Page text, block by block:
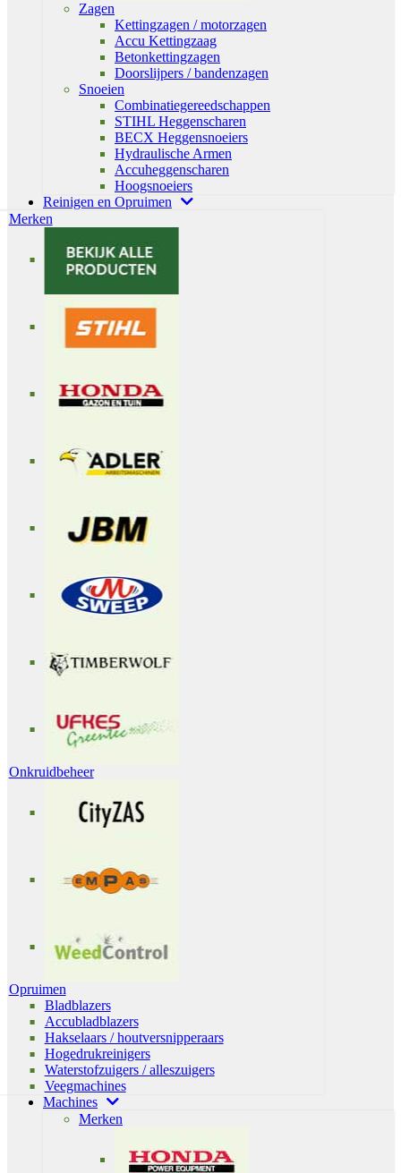
Zagen
Kettingzagen / motorzagen
Accu Kettingzaag
Betonkettingzagen
Doorslijpers / bandenzagen
Snoeien
Combinatiegereedschappen
STIHL Heggenscharen
BECX Heggensnoeiers
Hydraulische Armen
Accuheggenscharen
Hoogsnoeiers
Reinigen en Opruimen
Merken
Onkruidbeheer
Opruimen
Bladblazers
Accubladblazers
Hakselaars / houtversnipperaars
Hogedrukreinigers
Waterstofzuigers / alleszuigers
Veegmachines
Machines
Merken